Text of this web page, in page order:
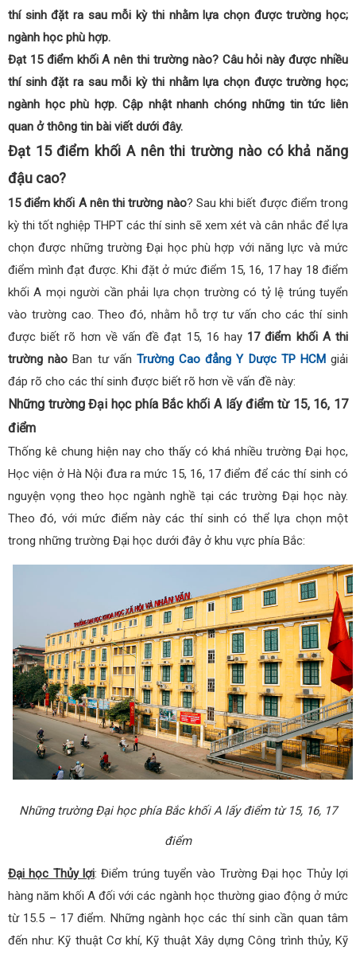
thí sinh đặt ra sau mỗi kỳ thi nhằm lựa chọn được trường học;
ngành học phù hợp.
Đạt 15 điểm khối A nên thi trường nào? Câu hỏi này được nhiều
thí sinh đặt ra sau mỗi kỳ thi nhằm lựa chọn được trường học;
ngành học phù hợp. Cập nhật nhanh chóng những tin tức liên
quan ở thông tin bài viết dưới đây.
Đạt 15 điểm khối A nên thi trường nào có khả năng
đậu cao?
15 điểm khối A nên thi trường nào? Sau khi biết được điểm trong
kỳ thi tốt nghiệp THPT các thí sinh sẽ xem xét và cân nhắc để lựa
chọn được những trường Đại học phù hợp với năng lực và mức
điểm mình đạt được. Khi đặt ở mức điểm 15, 16, 17 hay 18 điểm
khối A mọi người cần phải lựa chọn trường có tỷ lệ trúng tuyển
vào trường cao. Theo đó, nhằm hỗ trợ tư vấn cho các thí sinh
được biết rõ hơn về vấn đề đạt 15, 16 hay 17 điểm khối A thi
trường nào Ban tư vấn Trường Cao đẳng Y Dược TP HCMgiải
đáp rõ cho các thí sinh được biết rõ hơn về vấn đề này:
Những trường Đại học phía Bắc khối A lấy điểm từ 15, 16, 17
điểm
Thống kê chung hiện nay cho thấy có khá nhiều trường Đại học,
Học viện ở Hà Nội đưa ra mức 15, 16, 17 điểm để các thí sinh có
nguyện vọng theo học ngành nghề tại các trường Đại học này.
Theo đó, với mức điểm này các thí sinh có thể lựa chọn một
trong những trường Đại học dưới đây ở khu vực phía Bắc:
Những trường Đại học phía Bắc khối A lấy điểm từ 15, 16, 17
điểm
Đại học Thủy lợi: Điểm trúng tuyển vào Trường Đại học Thủy lợi
hàng năm khối A đối với các ngành học thường giao động ở mức
từ 15.5 – 17 điểm. Những ngành học các thí sinh cần quan tâm
đến như: Kỹ thuật Cơ khí, Kỹ thuật Xây dựng Công trình thủy, Kỹ